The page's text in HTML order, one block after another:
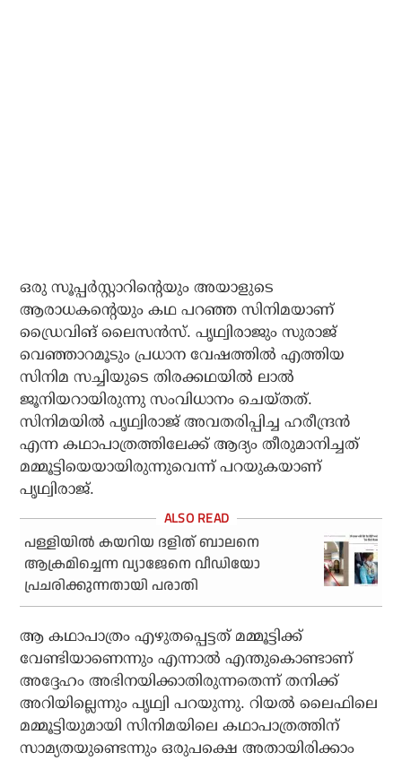
ഒരു സൂപ്പർസ്റ്റാറിന്റെയും അയാളുടെ
ആരാധകന്റെയും കഥ പറഞ്ഞ സിനിമയാണ്
ഡ്രൈവിങ് ലൈസൻസ്. പൃഥ്വിരാജും സുരാജ്
വെഞ്ഞാറമൂടും പ്രധാന വേഷത്തിൽ എത്തിയ
സിനിമ സച്ചിയുടെ തിരക്കഥയിൽ ലാൽ
ജൂനിയറായിരുന്നു സംവിധാനം ചെയ്തത്.
സിനിമയിൽ പൃഥ്വിരാജ് അവതരിപ്പിച്ച ഹരീന്ദ്രൻ
എന്ന കഥാപാത്രത്തിലേക്ക് ആദ്യം തീരുമാനിച്ചത്
മമ്മൂട്ടിയെയായിരുന്നുവെന്ന് പറയുകയാണ്
പൃഥ്വിരാജ്.
പള്ളിയിൽ കയറിയ ദളിത് ബാലനെ
ആക്രമിച്ചെന്ന വ്യാജേനെ വീഡിയോ
പ്രചരിക്കുന്നതായി പരാതി
ആ കഥാപാത്രം എഴുതപ്പെട്ടത് മമ്മൂട്ടിക്ക്
വേണ്ടിയാണെന്നും എന്നാൽ എന്തുകൊണ്ടാണ്
അദ്ദേഹം അഭിനയിക്കാതിരുന്നതെന്ന് തനിക്ക്
അറിയില്ലെന്നും പൃഥ്വി പറയുന്നു. റിയൽ ലൈഫിലെ
മമ്മൂട്ടിയുമായി സിനിമയിലെ കഥാപാത്രത്തിന്
സാമ്യതയുണ്ടെന്നും ഒരുപക്ഷെ അതായിരിക്കാം